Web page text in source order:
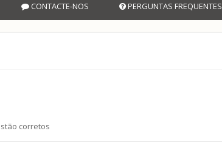
CONTACTE-NOS PERGUNTAS FREQUENTES
corretos